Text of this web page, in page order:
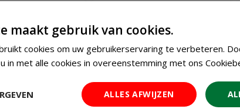
uit eigen moestuin
niet dol op radijsjes? Ze zijn heerlijk om rauw te
soort radijs. Zoals je in deze webshopcategorie
van bijna bolvormige rood-witte varianten tot
maakt gebruik van cookies.
cookies om uw gebruikerservaring te verbeteren.
in met alle cookies in overeenstemming met ons
ALLES AFWIJZEN